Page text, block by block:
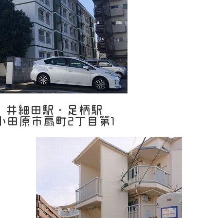
井細田駅・足柄駅
田原市扇町2丁目第1